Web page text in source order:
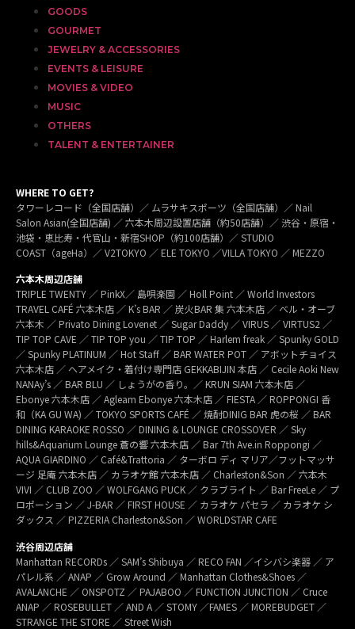
GOODS
GOURMET
JEWELRY & ACCESSORIES
EVENTS & LEISURE
MOVIES & VIDEO
MUSIC
OTHERS
TALENT & ENTERTAINER
WHERE TO GET?
タワーレコード（全国店舗）／ ムラサキスポーツ（全国店舗）／ Nail
Salon Asian(全国店舗) ／ 六本木周辺設置店舗（約50店舗）／ 渋谷・原宿・
池袋・恵比寿・代官山・新宿SHOP（約100店舗）／ STUDIO
COAST（ageHa）／ V2TOKYO ／ ELE TOKYO ／VILLA TOKYO ／ MEZZO
六本木周辺店舗
TRIPLE TWENTY ／ PinkX／ 島唄楽園 ／ Holl Point ／ World Investors
TRAVEL CAFÉ 六本木店 ／ K’s BAR ／ 炭火BAR 集 六本木店 ／ ベル・オーブ
六本木 ／ Privato Dining Lovenet ／ Sugar Daddy ／ VIRUS ／ VIRTUS2 ／
TIP TOP CAVE ／ TIP TOP you ／ TIP TOP ／ Harlem freak ／ Spunky GOLD
／ Spunky PLATINUM ／ Hot Staff ／ BAR WATER POT ／ アボットチョイス
六本木店 ／ ヘアメイク・着付け専門店 GEKKABIJIN 本店 ／ Cecile Aoki New
NANAy’s ／ BAR BLU ／ しょうがの香り。／ KRUN SIAM 六本木店 ／
Ebonye 六本木店 ／ Agleam Ebonye 六本木店 ／ FIESTA ／ ROPPONGI 香
和（KA GU WA) ／ TOKYO SPORTS CAFÉ ／ 焼酎DINIG BAR 虎の桜 ／ BAR
DINING KARAOKE ROSSO ／ DINING & LOUNGE CROSSOVER ／ Sky
hills&Aquarium Lounge 蒼の響 六本木店 ／ Bar 7th Ave.in Roppongi ／
AQUA GIARDINO ／ Café&Trattoria ／ ターボロ ディ マリア／フットマッサ
ージ 足庵 六本木店 ／ カラオケ館 六本木店 ／ Charleston&Son ／ 六本木
VIVI ／ CLUB ZOO ／ WOLFGANG PUCK ／ クラブライト ／ Bar FreeLe ／ プ
ロポーション ／ J-BAR ／ FIRST HOUSE ／ カラオケ パセラ ／ カラオケ シ
ダックス ／ PIZZERIA Charleston&Son ／ WORLDSTAR CAFE
渋谷周辺店舗
Manhattan RECORDs ／ SAM’s Shibuya ／ RECO FAN ／イシバシ楽器 ／ ア
パレル系 ／ ANAP ／ Grow Around ／ Manhattan Clothes&Shoes ／
AVALANCHE ／ ONSPOTZ ／ PAJABOO ／ FUNCTION JUNCTION ／ Cruce
ANAP ／ ROSEBULLET ／ AND A ／ STOMY ／FAMES ／ MOREBUDGET ／
STRANGE THE STORE ／ Street Wish